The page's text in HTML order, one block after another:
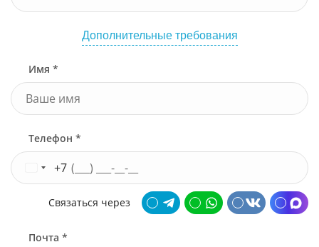
Дополнительные требования
Имя *
Телефон *
+7
Связаться через
Почта *